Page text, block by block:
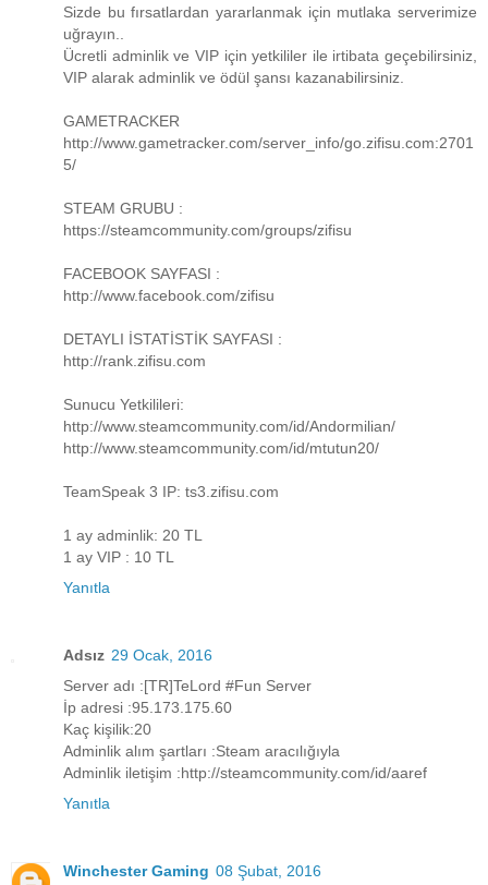
Sizde bu fırsatlardan yararlanmak için mutlaka serverimize
uğrayın..
Ücretli adminlik ve VIP için yetkililer ile irtibata geçebilirsiniz,
VIP alarak adminlik ve ödül şansı kazanabilirsiniz.
GAMETRACKER
http://www.gametracker.com/server_info/go.zifisu.com:2701
5/
STEAM GRUBU :
https://steamcommunity.com/groups/zifisu
FACEBOOK SAYFASI :
http://www.facebook.com/zifisu
DETAYLI İSTATİSTİK SAYFASI :
http://rank.zifisu.com
Sunucu Yetkilileri:
http://www.steamcommunity.com/id/Andormilian/
http://www.steamcommunity.com/id/mtutun20/
TeamSpeak 3 IP: ts3.zifisu.com
1 ay adminlik: 20 TL
1 ay VIP : 10 TL
Yanıtla
Adsız 29 Ocak, 2016
Server adı :[TR]TeLord #Fun Server
İp adresi :95.173.175.60
Kaç kişilik:20
Adminlik alım şartları :Steam aracılığıyla
Adminlik iletişim :http://steamcommunity.com/id/aaref
Yanıtla
Winchester Gaming 08 Şubat, 2016